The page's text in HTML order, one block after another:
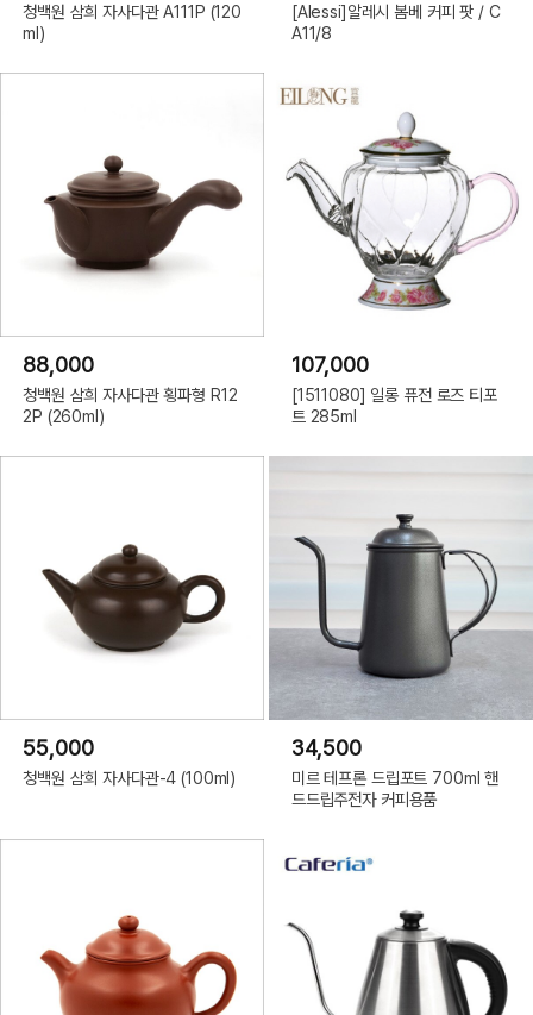
청백원 삼희 자사다관 A111P (120
ml)
[Alessi]알레시 봄베 커피 팟 / C
A11/8
88,000
청백원 삼희 자사다관 횡파형 R12
2P (260ml)
107,000
[1511080] 일롱 퓨전 로즈 티포
트 285ml
55,000
청백원 삼희 자사다관-4 (100ml)
34,500
미르 테프론 드립포트 700ml 핸
드드립주전자 커피용품